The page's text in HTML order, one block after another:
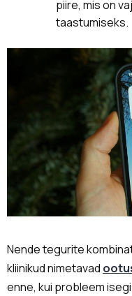
piire, mis on
taastumiseks.
Nende tegurite
kliinikud nimetavad
enne, kui probleem